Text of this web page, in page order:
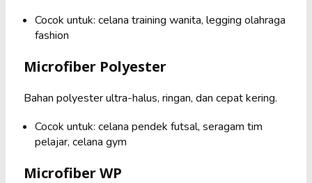
Cocok untuk: celana training wanita, legging olahraga
fashion
Microfiber Polyester
Bahan polyester ultra-halus, ringan, dan cepat kering.
Cocok untuk: celana pendek futsal, seragam tim
pelajar, celana gym
Microfiber WP